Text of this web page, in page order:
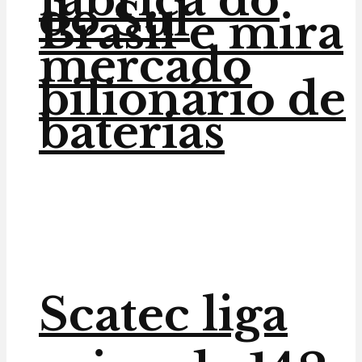
Brasil e mira
mercado
bilionário de
baterias
do Sul
Scatec liga